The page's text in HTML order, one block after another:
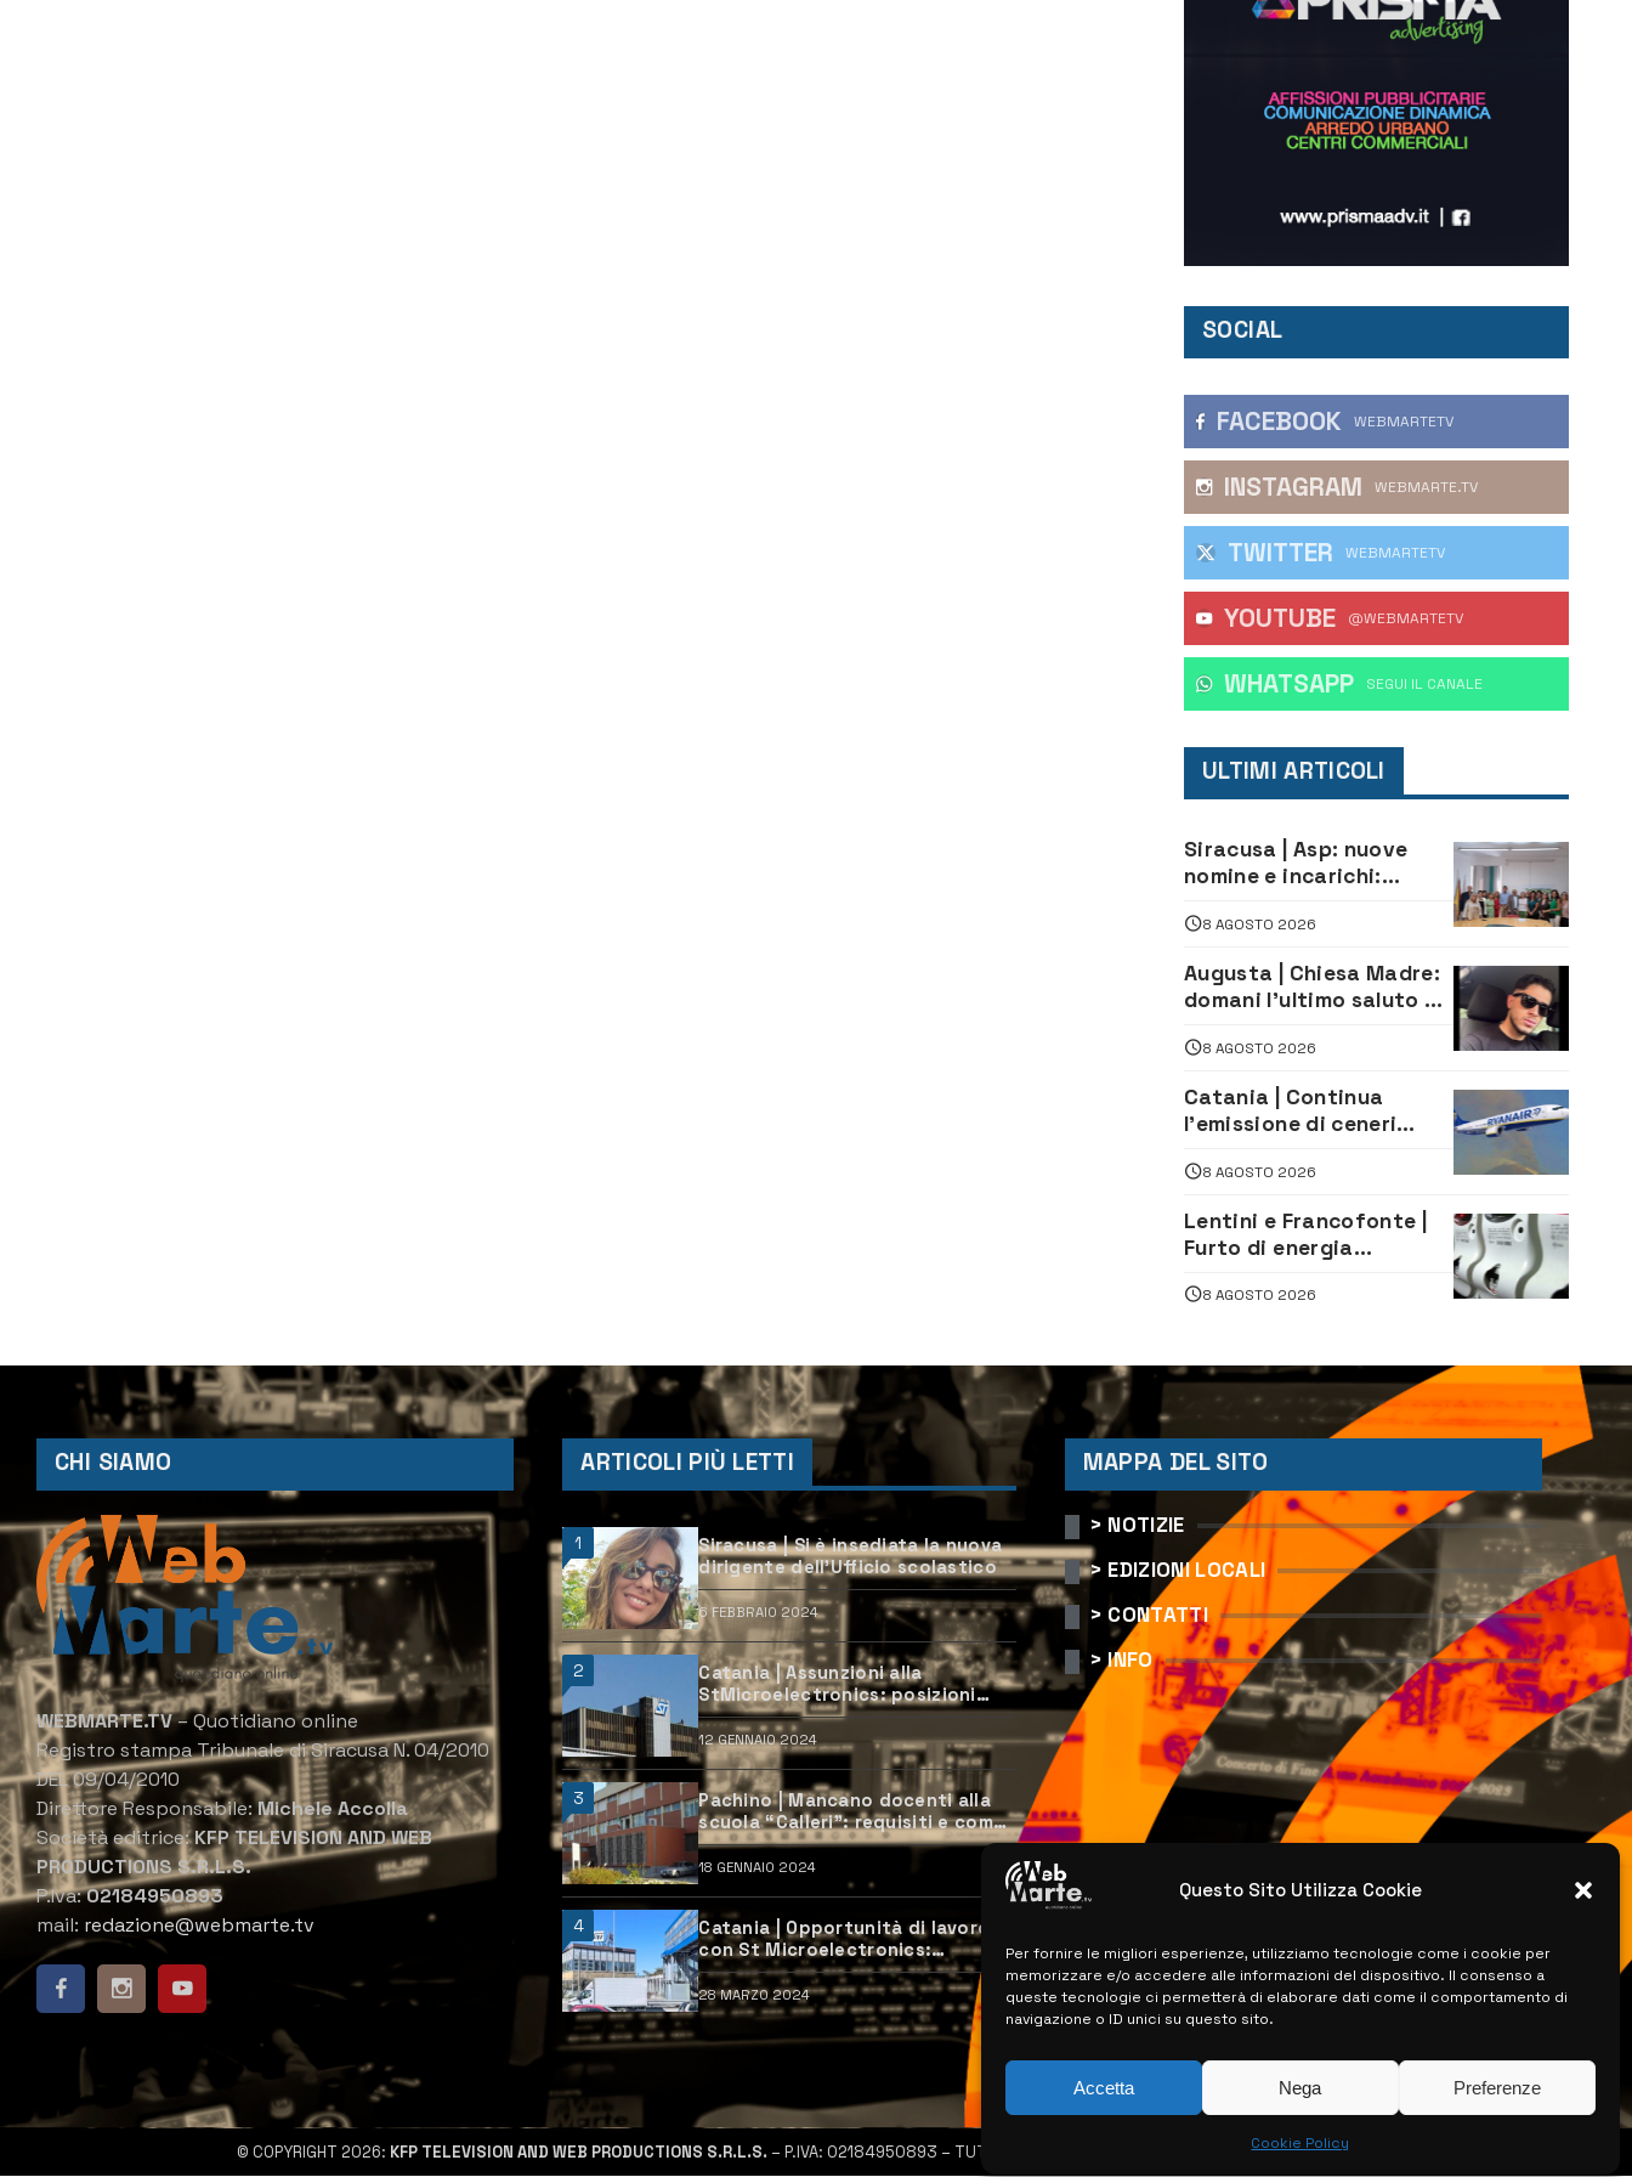
Questo Sito Utilizza Cookie
Per fornire le migliori esperienze, utilizziamo tecnologie come i cookie per
memorizzare e/o accedere alle informazioni del dispositivo. Il consenso a
queste tecnologie ci permetterà di elaborare dati come il comportamento di
navigazione o ID unici su questo sito.
Accetta Nega Preferenze
Cookie Policy
SOCIAL
FACEBOOK WEBMARTETV
INSTAGRAM WEBMARTE.TV
TWITTER WEBMARTETV
YOUTUBE @WEBMARTETV
WHATSAPP ‎SEGUI IL CANALE
ULTIMI ARTICOLI
Siracusa | Asp: nuove
nomine e incarichi:
di Sanità pubblica,
Matteliano al Servizio
Legale
8 AGOSTO 2026
Augusta | Chiesa Madre:
domani l’ultimo saluto ad
morto in un incidente
8 AGOSTO 2026
Catania | Continua
l’emissione di ceneri
attività all’aeroporto di
8 AGOSTO 2026
Lentini e Francofonte |
Furto di energia
persone
8 AGOSTO 2026
CHI SIAMO
WEBMARTE.TV– Quotidiano online
Registro stampa Tribunale di Siracusa N. 04/2010
DEL 09/04/2010
Direttore Responsabile:Michele Accolla
Società editrice:KFP TELEVISION AND WEB
PRODUCTIONS S.R.L.S.
P.Iva:02184950893
mail: redazione@webmarte.tv
ARTICOLI PIÙ LETTI
1
Siracusa | Si è insediata la nuova
dirigente dell’Ufficio scolastico
6 FEBBRAIO 2024
2
Catania | Assunzioni alla
StMicroelectronics: posizioni
aperte e come candidarsi
12 GENNAIO 2024
3
Pachino | Mancano docenti alla
scuola “Calleri”: requisiti e come
candidarsi
18 GENNAIO 2024
4
Catania | Opportunità di lavoro
con St Microelectronics:
centinaia di assunzioni previste
28 MARZO 2024
MAPPA DEL SITO
> NOTIZIE
> EDIZIONI LOCALI
> CONTATTI
> INFO
© COPYRIGHT 2026: KFP TELEVISION AND WEB PRODUCTIONS S.R.L.S. – P.IVA: 02184950893 – TUTTI I DIRITTI RISERVATI – CREATO DA LUIGI PITARI